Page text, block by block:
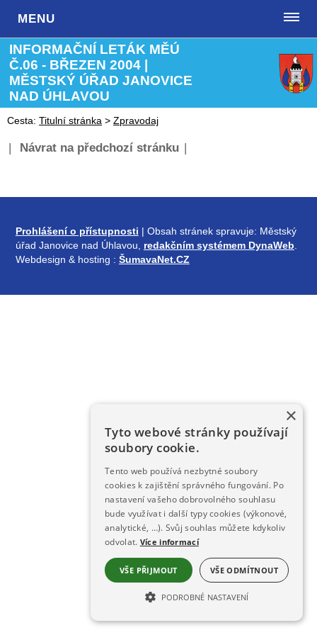
MENU
INFORMAČNÍ LETÁK MĚÚ
Č.06 - BŘEZEN 2004 |
MĚSTSKÝ ÚŘAD JANOVICE
NAD ÚHLAVOU
Cesta: Titulní stránka >Zpravodaj
| Návrat na předchozí stránku |
Prohlášení o přístupnosti | Obsah stránek spravuje: Městský
úřad Janovice nad Úhlavou, redakčním systémem DynaWeb
Webdesign & hosting : ŠumavaNet.CZ
×
Tyto webové stránky používají
soubory cookie.
Tento web používá nezbytné soubory
cookies k zajištění správného fungování. Po
nastavení vašeho dobrovolného souhlasu
bude využívat i další typy cookies (výkonové,
analytické, …). Svůj souhlas můžete kdykoliv
odvolat. Více informací
VŠE PŘIJMOUT VŠE ODMÍTNOUT
PODROBNÉ NASTAVENÍ
NEZBYTNĚ NUTNÉ SOUBORY